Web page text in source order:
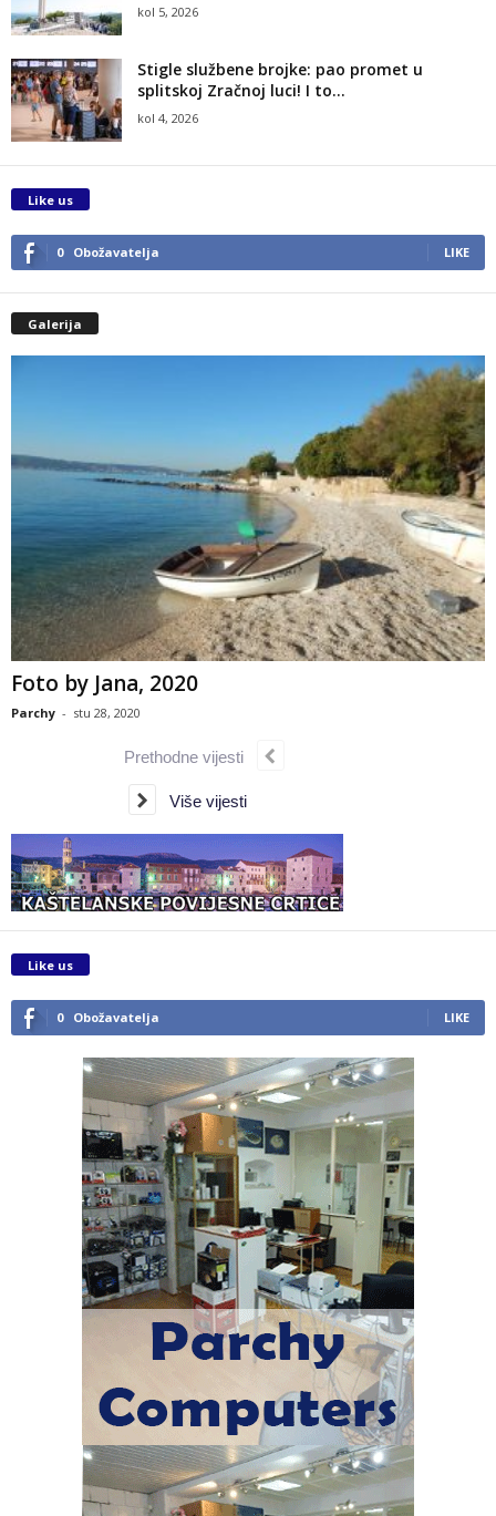
kol 5, 2026
Stigle službene brojke: pao promet u
splitskoj Zračnoj luci! I to...
kol 4, 2026
Like us
0 Obožavatelja LIKE
Galerija
Foto by Jana, 2020
Parchy - stu 28, 2020
Prethodne vijesti
Više vijesti
Like us
0 Obožavatelja LIKE